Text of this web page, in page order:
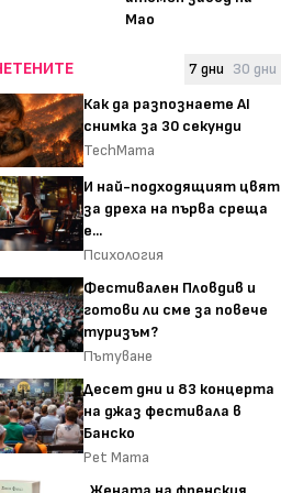
Мао
7 дни 30 дни
Как да разпознаете AI
снимка за 30 секунди
TechMama
И най-подходящият цвят
за дреха на първа среща
е...
Психология
Фестивален Пловдив и
готови ли сме за повече
туризъм?
Пътуване
Десет дни и 83 концерта
на джаз фестивала в
Банско
Pet Mama